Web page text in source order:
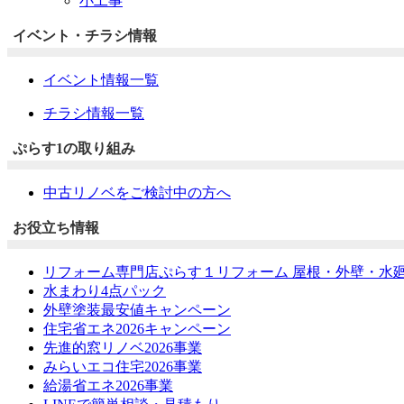
イベント・チラシ情報
イベント情報一覧
チラシ情報一覧
ぷらす1の取り組み
中古リノベをご検討中の方へ
お役立ち情報
リフォーム専門店ぷらす１リフォーム 屋根・外壁・水
水まわり4点パック
外壁塗装最安値キャンペーン
住宅省エネ2026キャンペーン
先進的窓リノベ2026事業
みらいエコ住宅2026事業
給湯省エネ2026事業